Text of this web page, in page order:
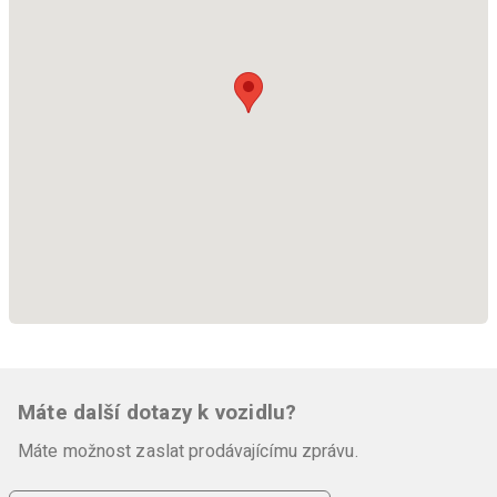
Máte další dotazy k vozidlu?
Máte možnost zaslat prodávajícímu zprávu.